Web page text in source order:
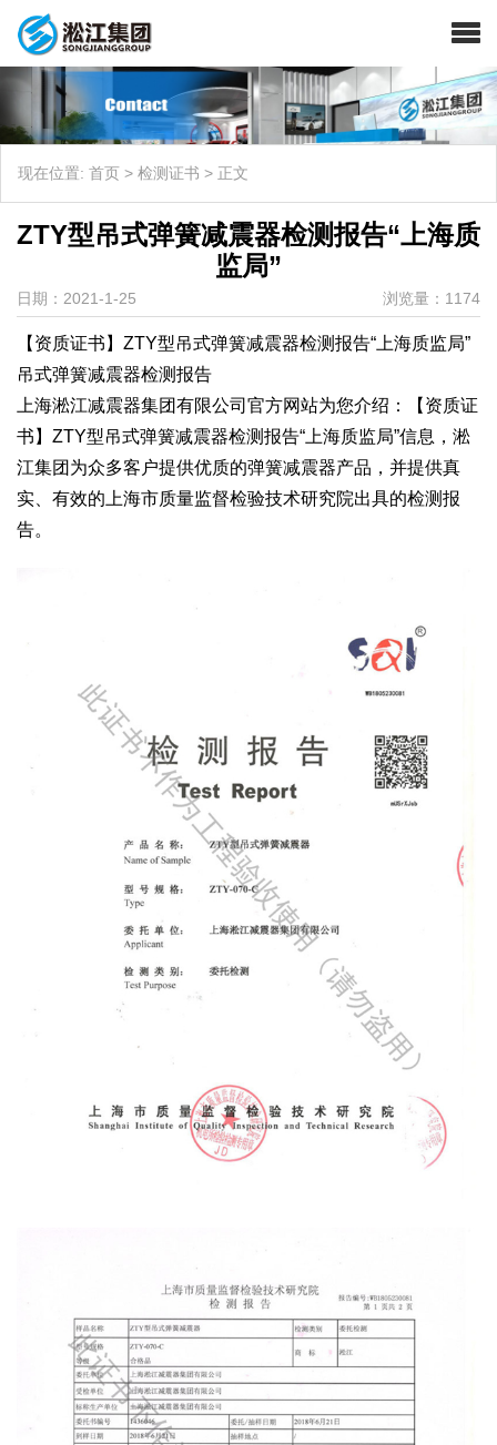
现在位置: 首页 > 检测证书 > 正文
ZTY型吊式弹簧减震器检测报告“上海质
监局”
日期：2021-1-25 浏览量：1174
【资质证书】ZTY型吊式弹簧减震器检测报告“上海质监局”
吊式弹簧减震器检测报告
上海淞江减震器集团有限公司官方网站为您介绍：【资质证
书】ZTY型吊式弹簧减震器检测报告“上海质监局”信息，淞
江集团为众多客户提供优质的弹簧减震器产品，并提供真
实、有效的上海市质量监督检验技术研究院出具的检测报
告。